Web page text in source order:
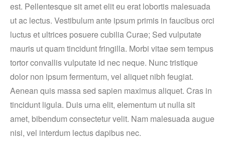
est. Pellentesque sit amet elit eu erat lobortis malesuada
ut ac lectus. Vestibulum ante ipsum primis in faucibus orci
luctus et ultrices posuere cubilia Curae; Sed vulputate
mauris ut quam tincidunt fringilla. Morbi vitae sem tempus
tortor convallis vulputate id nec neque. Nunc tristique
dolor non ipsum fermentum, vel aliquet nibh feugiat.
Aenean quis massa sed sapien maximus aliquet. Cras in
tincidunt ligula. Duis urna elit, elementum ut nulla sit
amet, bibendum consectetur velit. Nam malesuada augue
nisi, vel interdum lectus dapibus nec.